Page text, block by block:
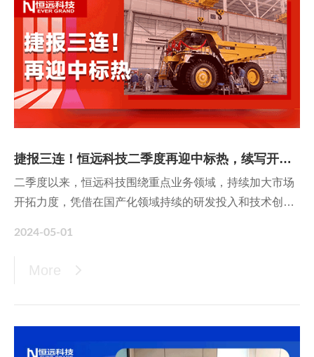
捷报三连！恒远科技二季度再迎中标热，续写开门红
二季度以来，恒远科技围绕重点业务领域，持续加大市场
开拓力度，凭借在国产化领域持续的研发投入和技术创
2024-05-01
More